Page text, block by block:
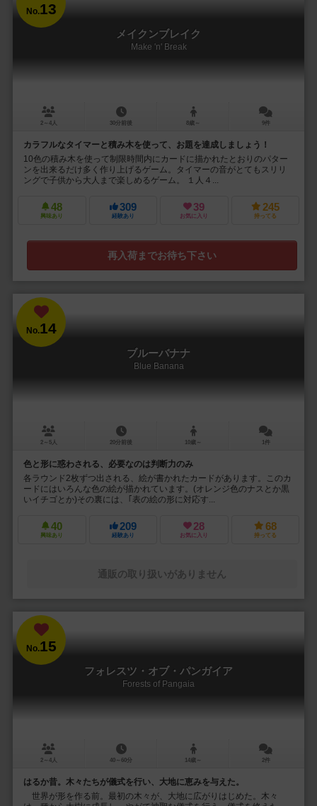
No.13
メイクンブレイク
Make 'n' Break
2～4人 30分前後 8歳～ 9件
カラフルなタイマーと積み木を使って、お題を達成しましょう！
10色の積み木を使って制限時間内にカードに描かれたとおりのパター
ンを出来るだけ多く作り上げるゲーム。タイマーの音がとてもスリリ
ングで子供から大人まで楽しめるゲーム。 １人４...
48
興味あり
309
経験あり
39
お気に入り
245
持ってる
再入荷までお待ち下さい
No.14
ブルーバナナ
Blue Banana
2～5人 20分前後 10歳～ 1件
色と形に惑わされる、必要なのは判断力のみ
各ラウンド2枚ずつ出される、絵が書かれたカードがあります。このカ
ードにはいろんな色の絵が描かれています。(オレンジ色のナスとか黒
いイチゴとか)その裏には、｢表の絵の形に対応す...
40
興味あり
209
経験あり
28
お気に入り
68
持ってる
通販の取り扱いがありません
No.15
フォレスツ・オブ・パンガイア
Forests of Pangaia
2～4人 40～60分 14歳～ 2件
はるか昔。木々たちが儀式を行い、大地に恵みを与えた。
世界が形を作る前。最初の木々が、大地に広がりはじめた。木々